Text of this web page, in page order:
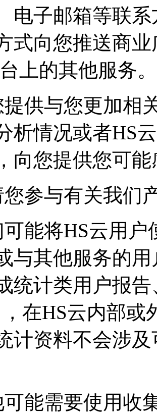
电子邮箱等联
式向您推送商
上的其他服务。
提供与您更加相
析情况或者HS
向您提供您可
您参与有关我们
可能将HS云用
与其他服务的
统计类用户报
在HS云内部
计资料不会涉
可能需要使用收